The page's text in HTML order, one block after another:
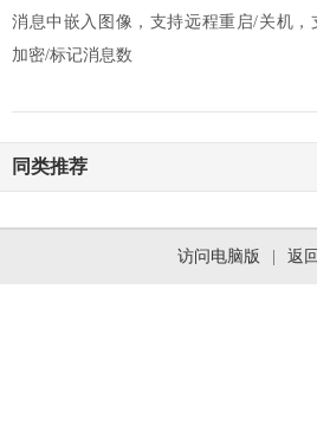
消息中嵌入图像，支持远程重启/关机，
加密/标记消息数
同类推荐
访问电脑版 返